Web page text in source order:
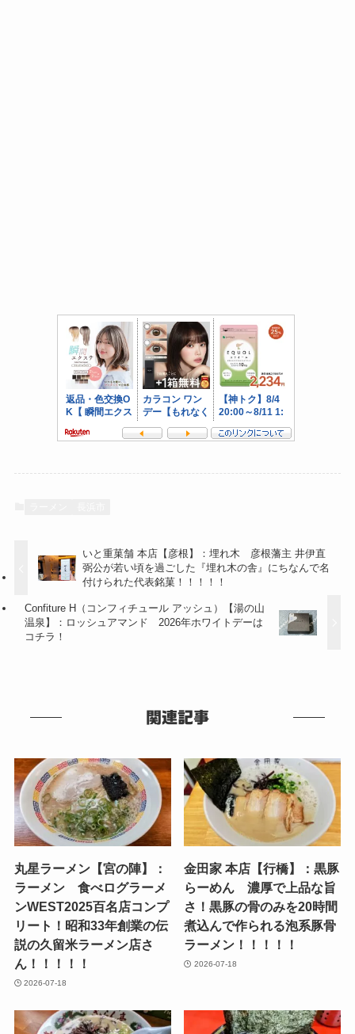
いと重菓舗 本店【彦根】：埋れ木 彦根藩主 井伊直
弼公が若い頃を過ごした『埋れ木の舎』にちなんで名
付けられた代表銘菓！！！！！
Confiture H（コンフィチュール アッシュ）【湯の山
温泉】：ロッシュアマンド 2026年ホワイトデーは
コチラ！
関連記事
丸星ラーメン【宮の陣】：
ラーメン 食べログラーメ
ンWEST2025百名店コンプ
リート！昭和33年創業の伝
説の久留米ラーメン店さ
ん！！！！！
2026-07-18
金田家 本店【行橋】：黒豚
らーめん 濃厚で上品な旨
さ！黒豚の骨のみを20時間
煮込んで作られる泡系豚骨
ラーメン！！！！！
2026-07-18